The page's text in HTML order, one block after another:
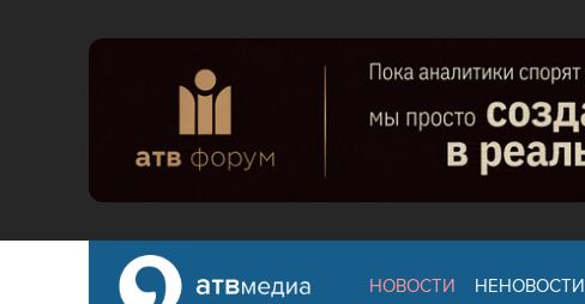
НОВОСТИ НЕНОВОСТИ